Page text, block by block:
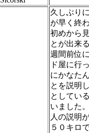
久しぶり
が早く終
初めから
とが出来
週間前位
ド屋に行
にかなた
とを説明
としてい
いました
人の説明
５０キロ